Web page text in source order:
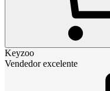
Keyzoo
Vendedor excelente